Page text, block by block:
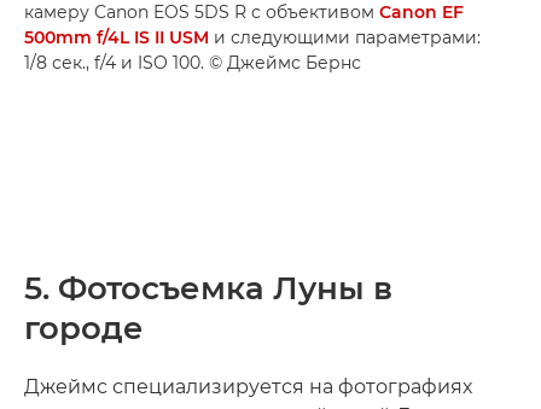
камеру Canon EOS 5DS R с объективом Canon EF
500mm f/4L IS II USM и следующими параметрами:
1/8 сек., f/4 и ISO 100. © Джеймс Бернс
5. Фотосъемка Луны в
городе
Джеймс специализируется на фотографиях